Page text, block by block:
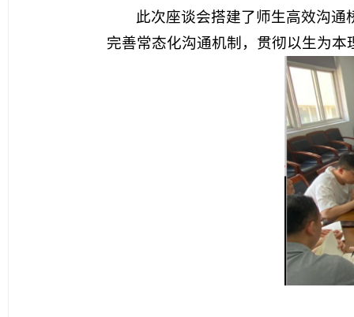
此次座谈会搭建了师生高效沟
完善常态化沟通机制，贯彻以生为